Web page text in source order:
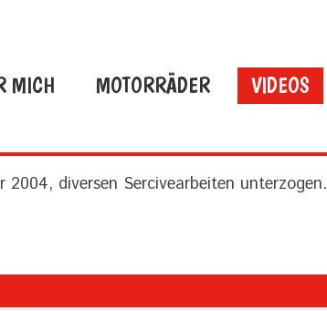
MICH MOTORRÄDER VIDEOS
diversen Sercivearbeiten unterzogen.